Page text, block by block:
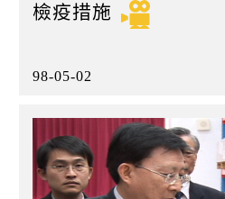
檢疫措施
98-05-02